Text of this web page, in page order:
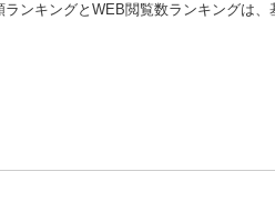
ンキングとWEB閲覧数ランキングは、